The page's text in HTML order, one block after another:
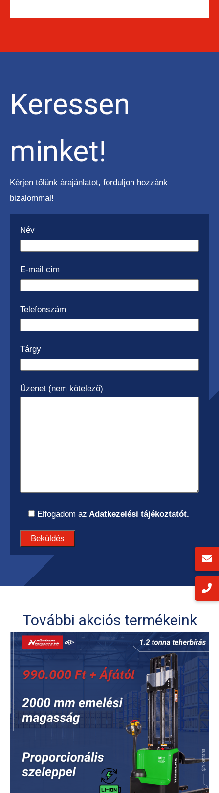
Keressen
minket!
Kérjen tőlünk árajánlatot, forduljon hozzánk
bizalommal!
Név
E-mail cím
Telefonszám
Tárgy
Üzenet (nem kötelező)
Elfogadom az Adatkezelési tájékoztatót.
További akciós termékeink